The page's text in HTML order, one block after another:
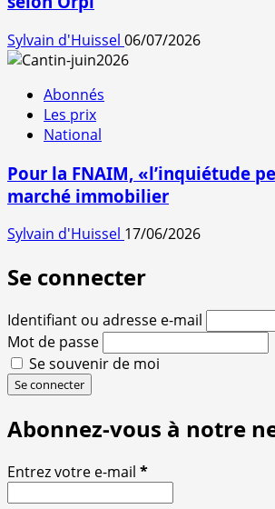
Sylvain d'Huissel 06/07/2026
Abonnés
Les prix
National
Pour la FNAIM, «l’inquiétude
marché immobilier
Sylvain d'Huissel 17/06/2026
Se connecter
Identifiant ou adresse e-mail
Mot de passe
Se souvenir de moi
Se connecter
Abonnez-vous à notre
Entrez votre e-mail *